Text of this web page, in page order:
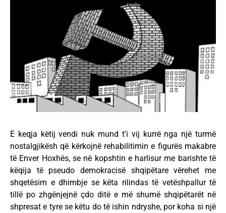
E keqja këtij vendi nuk mund t’i vij kurrë nga një turmë
nostalgjikësh që kërkojnë rehabilitimin e figurës makabre
të Enver Hoxhës, se në kopshtin e harlisur me barishte të
këqija të pseudo demokracisë shqipëtare vërehet me
shqetësim e dhimbje se këta rilindas të vetëshpallur të
tillë po zhgënjejnë çdo ditë e më shumë shqipëtarët në
shpresat e tyre se këtu do të ishin ndryshe, por koha si një